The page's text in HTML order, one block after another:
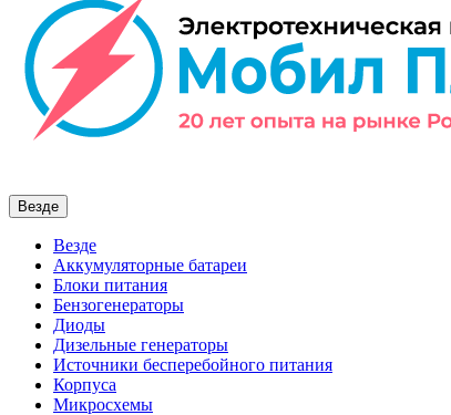
Везде
Везде
Аккумуляторные батареи
Блоки питания
Бензогенераторы
Диоды
Дизельные генераторы
Источники бесперебойного питания
Корпуса
Микросхемы